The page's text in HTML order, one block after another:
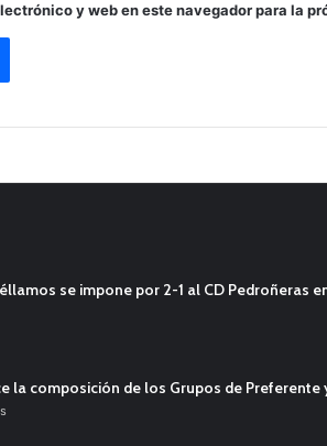
y web en este navegador para la
se impone por 2-1 al CD Pedroñeras
la composición de los Grupos de Preferente